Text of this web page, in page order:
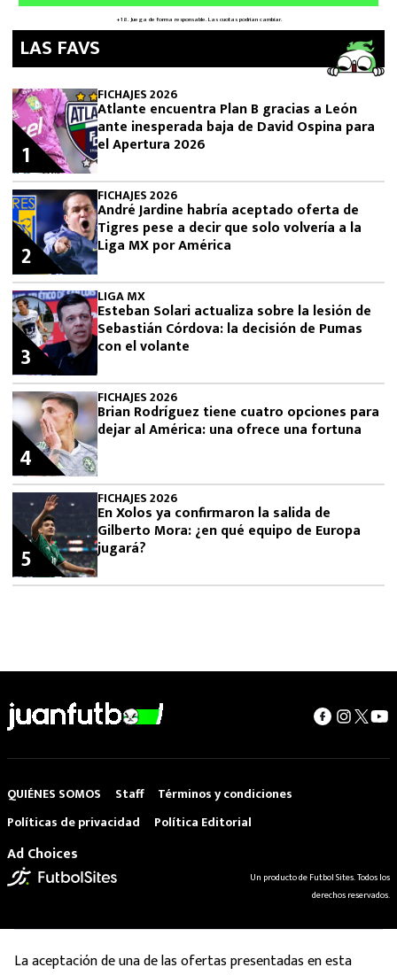
LAS FAVS
FICHAJES 2026
Atlante encuentra Plan B gracias a León
ante inesperada baja de David Ospina para
el Apertura 2026
1
FICHAJES 2026
André Jardine habría aceptado oferta de
Tigres pese a decir que solo volvería a la
Liga MX por América
2
LIGA MX
Esteban Solari actualiza sobre la lesión de
Sebastián Córdova: la decisión de Pumas
con el volante
3
FICHAJES 2026
Brian Rodríguez tiene cuatro opciones para
dejar al América: una ofrece una fortuna
4
FICHAJES 2026
En Xolos ya confirmaron la salida de
Gilberto Mora: ¿en qué equipo de Europa
jugará?
5
QUIÉNES SOMOS Staff
Términos y condiciones
Políticas de privacidad
Política Editorial
Ad Choices
Un producto de Futbol Sites. Todos los
derechos reservados.
La aceptación de una de las ofertas presentadas en esta